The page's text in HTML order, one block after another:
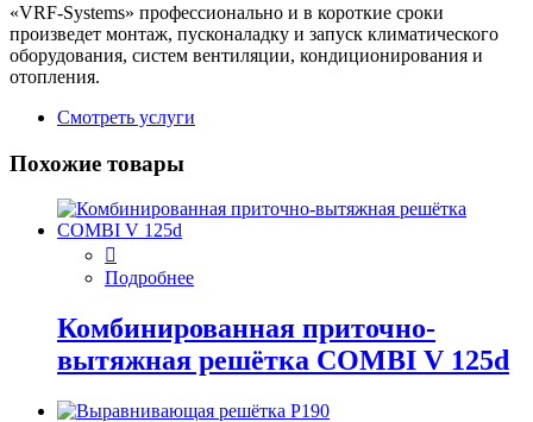
«VRF-Systems» профессионально и в короткие сроки
произведет монтаж, пусконаладку и запуск климатического
оборудования, систем вентиляции, кондиционирования и
отопления.
Смотреть услуги
Похожие товары
Подробнее
Комбинированная приточно-
вытяжная решётка COMBI V 125d